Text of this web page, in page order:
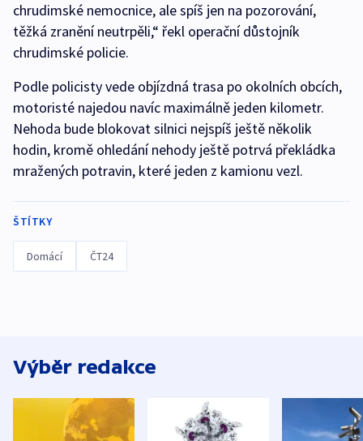
chrudimské nemocnice, ale spíš jen na pozorování,
těžká zranění neutrpěli,“ řekl operační důstojník
chrudimské policie.
Podle policisty vede objízdná trasa po okolních obcích,
motoristé najedou navíc maximálně jeden kilometr.
Nehoda bude blokovat silnici nejspíš ještě několik
hodin, kromě ohledání nehody ještě potrvá překládka
mražených potravin, které jeden z kamionu vezl.
ŠTÍTKY
Domácí ČT24
Výběr redakce